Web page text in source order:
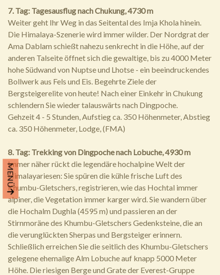
MENÜ
7. Tag: Tagesausflug nach Chukung, 4730 m
Weiter geht Ihr Weg in das Seitental des Imja Khola hinein.
Die Himalaya-Szenerie wird immer wilder. Der Nordgrat der
Ama Dablam schießt nahezu senkrecht in die Höhe, auf der
anderen Talseite öffnet sich die gewaltige, bis zu 4000 Meter
hohe Südwand von Nuptse und Lhotse - ein beeindruckendes
Bollwerk aus Fels und Eis. Begehrte Ziele der
Bergsteigerelite von heute! Nach einer Einkehr in Chukung
schlendern Sie wieder talauswärts nach Dingpoche.
Gehzeit 4 - 5 Stunden, Aufstieg ca. 350 Höhenmeter, Abstieg
ca. 350 Höhenmeter, Lodge, (FMA)
8. Tag: Trekking von Dingpoche nach Lobuche, 4930 m
Immer näher rückt die legendäre hochalpine Welt der
Himalayariesen: Sie spüren die kühle frische Luft des
Khumbu-Gletschers, registrieren, wie das Hochtal immer
alpiner, die Vegetation immer karger wird. Sie wandern über
die Hochalm Dughla (4595 m) und passieren an der
Stirnmoräne des Khumbu-Gletschers Gedenksteine, die an
die verunglückten Sherpas und Bergsteiger erinnern.
Schließlich erreichen Sie die seitlich des Khumbu-Gletschers
gelegene ehemalige Alm Lobuche auf knapp 5000 Meter
Höhe. Die riesigen Berge und Grate der Everest-Gruppe